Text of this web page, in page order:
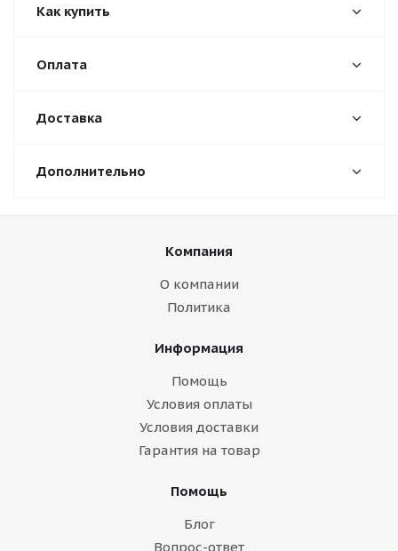
Как купить
Оплата
Доставка
Дополнительно
Компания
О компании
Политика
Информация
Помощь
Условия оплаты
Условия доставки
Гарантия на товар
Помощь
Блог
Вопрос-ответ